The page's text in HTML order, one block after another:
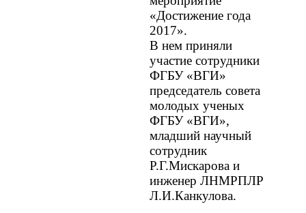
«Достижение года
2017».
В нем приняли
участие сотрудники
ФГБУ «ВГИ»
председатель совета
молодых ученых
ФГБУ «ВГИ»,
младший научный
сотрудник
Р.Г.Мискарова и
инженер ЛНМРПЛР
Л.И.Канкулова.